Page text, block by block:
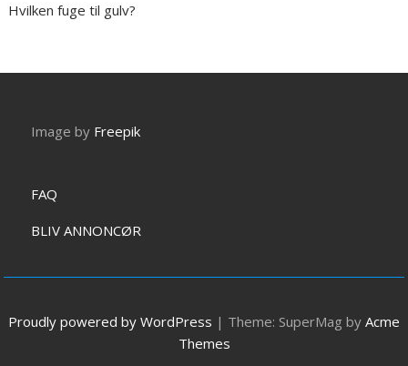
Hvilken fuge til gulv?
Image by Freepik
FAQ
BLIV ANNONCØR
Proudly powered by WordPress | Theme: SuperMag by Acme
Themes